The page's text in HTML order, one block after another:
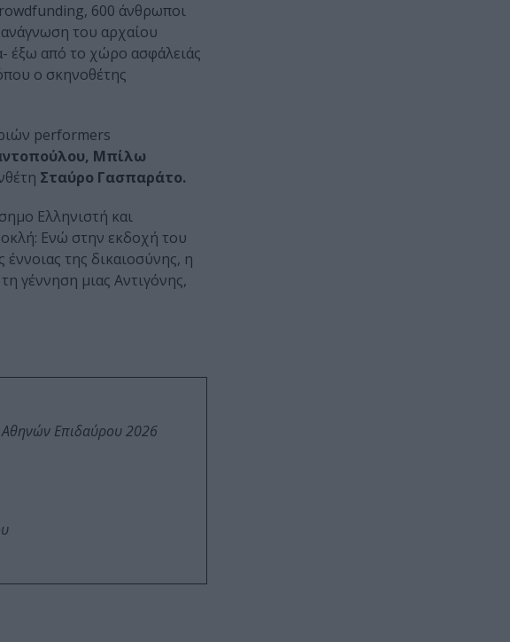
600 άνθρωποι
του αρχαίου
έξω από το χώρο ασφάλειάς
ο σκηνοθέτης
performers
Μπίλω
Σταύρο Γασπαράτο.
Ελληνιστή και
Ενώ στην εκδοχή του
της δικαιοσύνης, η
γέννηση μιας Αντιγόνης,
Αθηνών Επιδαύρου 2026